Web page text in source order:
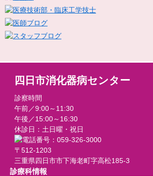
四日市消化器病センター
診察時間
午前／9:00～11:30
午後／15:00～16:30
休診日：土日曜・祝日
〒512-1203
三重県四日市市下海老町字高松185-3
診療科情報